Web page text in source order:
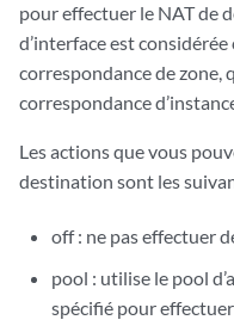
pour effectuer le NAT de
d’interface est
correspondance de zone,
correspondance
Les actions que vous
destination sont les
off : ne pas effectuer
pool : utilise le pool
spécifié pour